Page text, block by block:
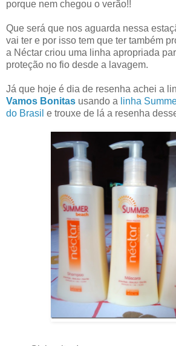
porque nem chegou o verão!!
Que será que nos aguarda nessa
vai ter e por isso tem que ter também
a Néctar criou uma linha apropriada
proteção no fio desde a lavagem.
Já que hoje é dia de resenha achei a
Vamos Bonitas usando a linha
do Brasil e trouxe de lá a resenha